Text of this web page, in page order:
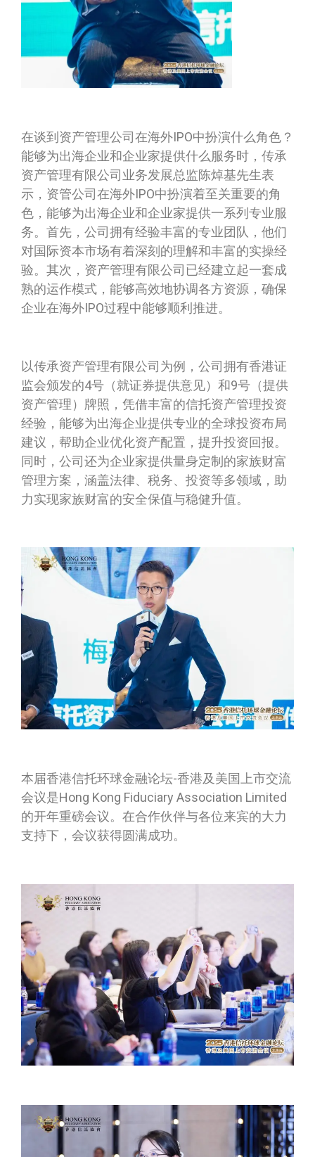
在谈到资产管理公司在海外IPO中扮演什么角色？
能够为出海企业和企业家提供什么服务时，传承
资产管理有限公司业务发展总监陈焯基先生表
示，资管公司在海外IPO中扮演着至关重要的角
色，能够为出海企业和企业家提供一系列专业服
务。首先，公司拥有经验丰富的专业团队，他们
对国际资本市场有着深刻的理解和丰富的实操经
验。其次，资产管理有限公司已经建立起一套成
熟的运作模式，能够高效地协调各方资源，确保
企业在海外IPO过程中能够顺利推进。
以传承资产管理有限公司为例，公司拥有香港证
监会颁发的4号（就证券提供意见）和9号（提供
资产管理）牌照，凭借丰富的信托资产管理投资
经验，能够为出海企业提供专业的全球投资布局
建议，帮助企业优化资产配置，提升投资回报。
同时，公司还为企业家提供量身定制的家族财富
管理方案，涵盖法律、税务、投资等多领域，助
力实现家族财富的安全保值与稳健升值。
本届香港信托环球金融论坛-香港及美国上市交流
会议是Hong Kong Fiduciary Association Limited
的开年重磅会议。在合作伙伴与各位来宾的大力
支持下，会议获得圆满成功。